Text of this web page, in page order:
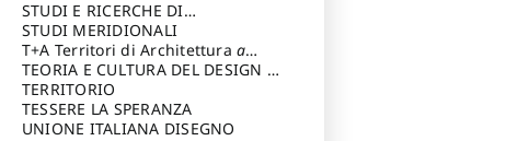
DELL’AMBIENTEa cura di: Migliari
Riccardo
di: Pelagatti Paola
ARCHITETTURA del Dipartimento
di Architettura Università degli
Studi G. d' Annunzio
STUDI E RICERCHE DI
ARCHITETTURA del Dipartimento
di Architettura Università degli
Studi G. d' Annunzio, Chieti-
Pescaraa cura di: Fusero Paolo
STUDI MERIDIONALI
T+A Territori di Architetturaa
cura di: Ramazzotti Luigi
TEORIA E CULTURA DEL DESIGN a
cura di: Furlanis Giuseppe
TERRITORIO
TESSERE LA SPERANZA
UNIONE ITALIANA DISEGNO